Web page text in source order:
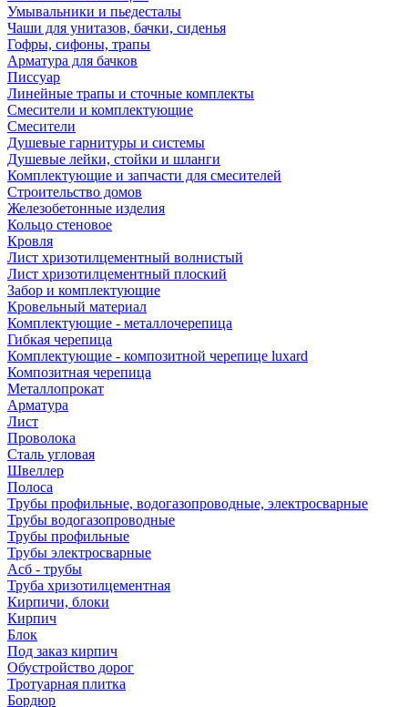
Умывальники и пьедесталы
Чаши для унитазов, бачки, сиденья
Гофры, сифоны, трапы
Арматура для бачков
Писсуар
Линейные трапы и сточные комплекты
Смесители и комплектующие
Смесители
Душевые гарнитуры и системы
Душевые лейки, стойки и шланги
Комплектующие и запчасти для смесителей
Строительство домов
Железобетонные изделия
Кольцо стеновое
Кровля
Лист хризотилцементный волнистый
Лист хризотилцементный плоский
Забор и комплектующие
Кровельный материал
Комплектующие - металлочерепица
Гибкая черепица
Комплектующие - композитной черепице luxard
Композитная черепица
Металлопрокат
Арматура
Лист
Проволока
Сталь угловая
Швеллер
Полоса
Трубы профильные, водогазопроводные, электросварные
Трубы водогазопроводные
Трубы профильные
Трубы электросварные
Асб - трубы
Труба хризотилцементная
Кирпичи, блоки
Кирпич
Блок
Под заказ кирпич
Обустройство дорог
Тротуарная плитка
Бордюр